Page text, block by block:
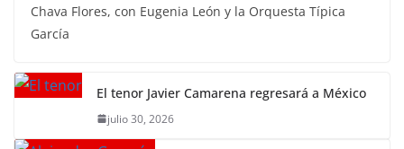
Chava Flores, con Eugenia León y la Orquesta Típica
García
El tenor Javier Camarena regresará a México
julio 30, 2026